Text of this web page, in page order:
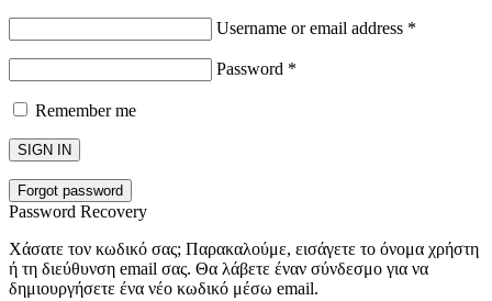
Username or email address *
Password *
Remember me
SIGN IN
Forgot password
Password Recovery
Χάσατε τον κωδικό σας; Παρακαλούμε, εισάγετε το όνομα χρήστη
ή τη διεύθυνση email σας. Θα λάβετε έναν σύνδεσμο για να
δημιουργήσετε ένα νέο κωδικό μέσω email.